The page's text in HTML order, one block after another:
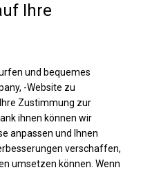
ansehen
ändern
Ihre
und bequemes
-Website zu
Zustimmung zur
ihnen können wir
anpassen und Ihnen
verschaffen,
umsetzen können. Wenn